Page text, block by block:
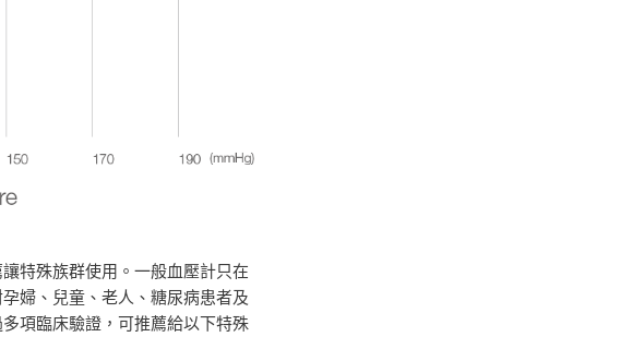
特殊族群使用。一般血壓計只在
婦、兒童、老人、糖尿病患者及
項臨床驗證，可推薦給以下特殊